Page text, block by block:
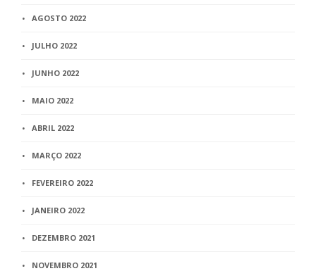
AGOSTO 2022
JULHO 2022
JUNHO 2022
MAIO 2022
ABRIL 2022
MARÇO 2022
FEVEREIRO 2022
JANEIRO 2022
DEZEMBRO 2021
NOVEMBRO 2021